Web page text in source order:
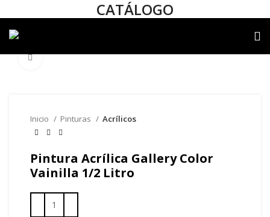
CATÁLOGO
Clic para agrandar
Inicio Pinturas Acrílicos
Pintura Acrílica Gallery Color
Vainilla 1/2 Litro